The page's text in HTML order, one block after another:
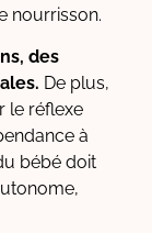
nourrisson.
des
De plus,
le réflexe
à
bébé doit